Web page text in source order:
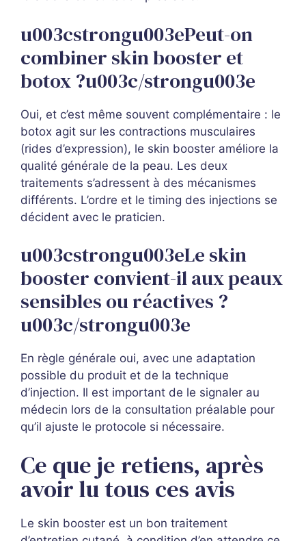
u003cstrongu003ePeut-on
combiner skin booster et
botox ?u003c/strongu003e
Oui, et c’est même souvent complémentaire : le
botox agit sur les contractions musculaires
(rides d’expression), le skin booster améliore la
qualité générale de la peau. Les deux
traitements s’adressent à des mécanismes
différents. L’ordre et le timing des injections se
décident avec le praticien.
u003cstrongu003eLe skin
booster convient-il aux peaux
sensibles ou réactives ?
u003c/strongu003e
En règle générale oui, avec une adaptation
possible du produit et de la technique
d’injection. Il est important de le signaler au
médecin lors de la consultation préalable pour
qu’il ajuste le protocole si nécessaire.
Ce que je retiens, après
avoir lu tous ces avis
Le skin booster est un bon traitement